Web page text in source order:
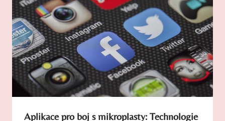
Aplikace pro boj s mikroplasty: Technologie